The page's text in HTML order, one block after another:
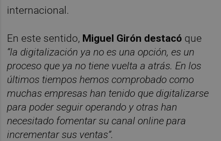
internacional.
En este sentido, Miguel Girón destacó que
“la digitalización ya no es una opción, es un
proceso que ya no tiene vuelta a atrás. En los
últimos tiempos hemos comprobado como
muchas empresas han tenido que digitalizarse
para poder seguir operando y otras han
necesitado fomentar su canal online para
incrementar sus ventas”.